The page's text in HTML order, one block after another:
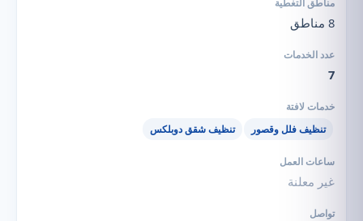
8 مناطق
7
تنظيف فلل وقصور تنظيف شقق دوبلكس
غير معلنة